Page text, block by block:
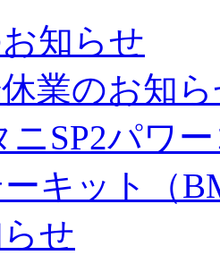
知らせ
業のお知
ニSP2パワ
キット（
せ